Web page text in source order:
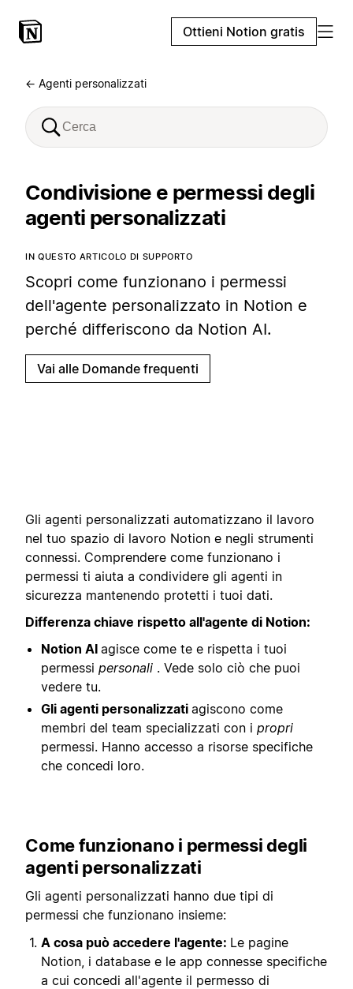
Ottieni Notion gratis
← Agenti personalizzati
Condivisione e permessi degli
agenti personalizzati
IN QUESTO ARTICOLO DI SUPPORTO
Scopri come funzionano i permessi
dell'agente personalizzato in Notion e
perché differiscono da Notion AI.
Vai alle Domande frequenti
Gli agenti personalizzati automatizzano il lavoro
nel tuo spazio di lavoro Notion e negli strumenti
connessi. Comprendere come funzionano i
permessi ti aiuta a condividere gli agenti in
sicurezza mantenendo protetti i tuoi dati.
Differenza chiave rispetto all'agente di Notion:
Notion AI agisce come te e rispetta i tuoi
permessi personali . Vede solo ciò che puoi
vedere tu.
Gli agenti personalizzati agiscono come
membri del team specializzati con i propri
permessi. Hanno accesso a risorse specifiche
che concedi loro.
Come funzionano i permessi degli
agenti personalizzati
Gli agenti personalizzati hanno due tipi di
permessi che funzionano insieme:
A cosa può accedere l'agente: Le pagine
Notion, i database e le app connesse specifiche
a cui concedi all'agente il permesso di